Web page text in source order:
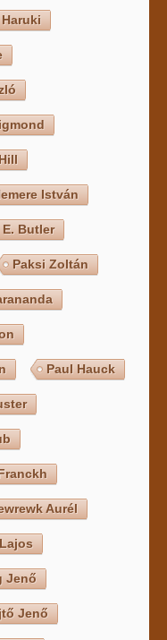
István
Butler
Paksi Zoltán
Paul Hauck
Aurél
Jenő
Jenő